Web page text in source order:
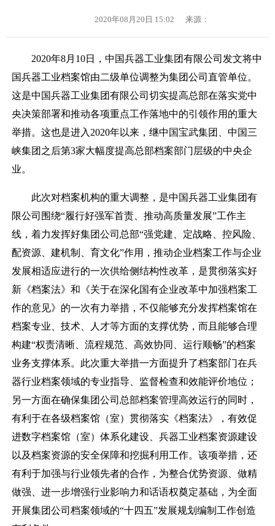
2020年08月20日 15:02 来源：
2020年8月10日，中国兵器工业集团有限公司发文将中
国兵器工业档案馆由二级单位调整为集团公司直管单位。
这是中国兵器工业集团有限公司切实提高总部在落实党中
央决策部署和推动各项重点工作落地中的引领作用的重大
举措。这也是进入2020年以来，继中国宝武集团、中国三
峡集团之后第3家大幅度提高总部档案部门层级的中央企
业。
此次对档案机构的重大调整， 是中国兵器工业集团有
限公司围绕“履行好强军首责、推动高质量发展”工作主
线，着力发挥好集团公司总部“强党建、定战略、控风险、
配资源、建机制、育文化”作用 ，推动企业档案工作与企业
发展相适应进行的一次供给侧结构性改革，是贯彻落实好
新《档案法》和《关于在深化国有企业改革中加强档案工
作的意见》 的一次有力举措，不仅能够充分发挥档案馆在
档案专业、技术、人才等方面的支撑优势，而且能够合理
构建“权责清晰、流程规范、高效协同、运行顺畅”的档案
业务支撑体系。此次重大举措一方面提升了档案部门在兵
器行业档案领域的专业指导、监督检查和效能评价地位；
另一方面在确保集团公司总部档案管理高效运行的同时，
有利于在各级档案馆（室）贯彻落实《档案法》，有效促
进数字档案馆（室）体系化建设、兵器工业档案资源建设
以及档案资源的安全保障和挖掘利用工作。该项举措，还
有利于加强与行业领先者的合作，为整合优势资源、做精
做强、进一步增强行业影响力和话语权奠定基础，为全面
开展集团公司档案领域的“十四五”发展规划编制工作创造